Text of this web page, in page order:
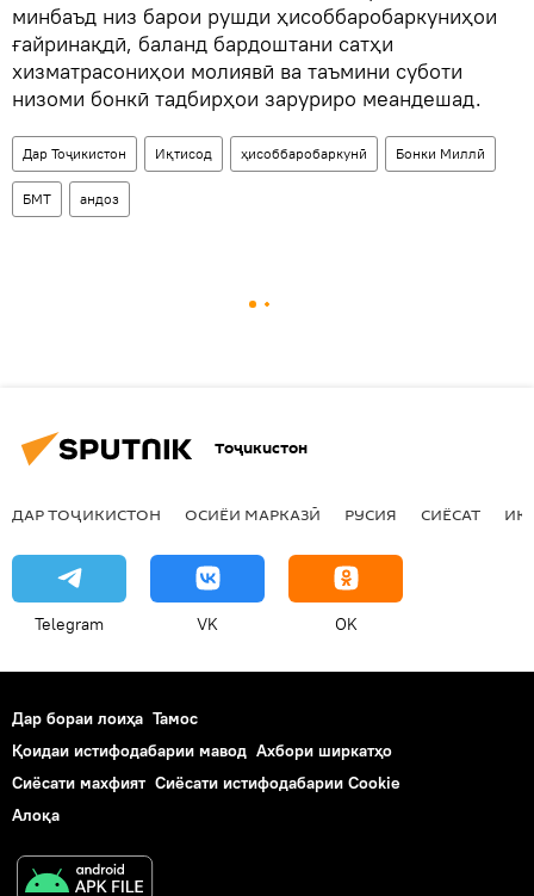
минбаъд низ барои рушди ҳисоббаробаркуниҳои
ғайринақдӣ, баланд бардоштани сатҳи
хизматрасониҳои молиявӣ ва таъмини суботи
низоми бонкӣ тадбирҳои заруриро меандешад.
Дар Тоҷикистон Иқтисод ҳисоббаробаркунӣ Бонки Миллӣ
БМТ андоз
Тоҷикистон
ДАР ТОҶИКИСТОН ОСИЁИ МАРКАЗӢ РУСИЯ СИЁСАТ
Telegram VK OK
Дар бораи лоиҳа Тамос
Қоидаи истифодабарии мавод Ахбори ширкатҳо
Сиёсати махфият Сиёсати истифодабарии Cookie
Алоқа